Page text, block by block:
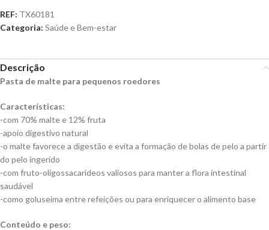
REF: TX60181
Categoria: Saúde e Bem-estar
Descrição
Pasta de malte para pequenos roedores
Características:
-com 70% malte e 12% fruta
-apoio digestivo natural
-o malte favorece a digestão e evita a formação de bolas de pelo a partir
do pelo ingerido
-com fruto-oligossacarídeos valiosos para manter a flora intestinal
saudável
-como goluseima entre refeições ou para enriquecer o alimento base
Conteúdo e peso: